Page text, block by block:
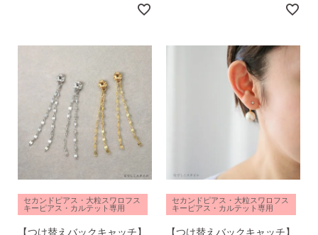
フォローしてみてください。
ピアスの通販ショップ
ようこそ！！なでしこスタイルへ！
セカンドピアス・大粒スワロフス
キーピアス・カルテット専用
【つけ替えバックキャッチ】
セカンドピアス・大粒スワロフス
キーピアス・カルテット専用
【つけ替えバックキャッチ】